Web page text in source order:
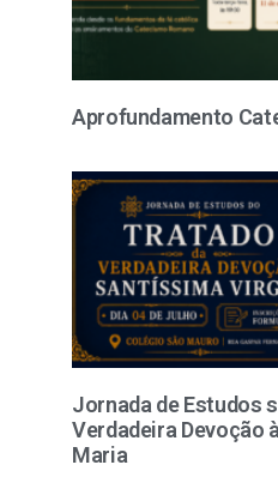
Aprofundamento
Jornada de Estudos
Verdadeira Devoção
Maria